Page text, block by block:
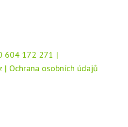
604 172 271 |
| Ochrana osobních údajů